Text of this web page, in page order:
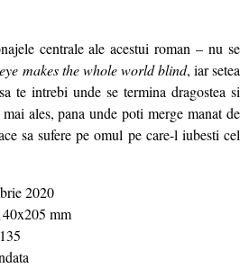
centrale ale acestui roman – nu se
makes the whole world blind, iar setea
te intrebi unde se termina dragostea si
ales, pana unde poti merge manat de
sa sufere pe omul pe care-l iubesti cel
2020
mm